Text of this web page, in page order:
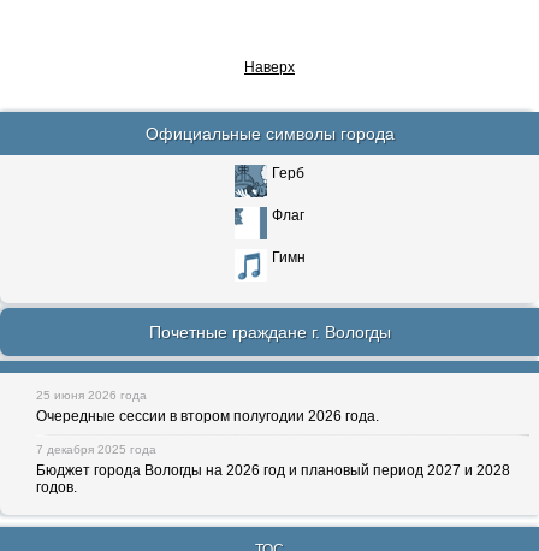
Наверх
Официальные символы города
Герб
Флаг
Гимн
Почетные граждане г. Вологды
25 июня 2026 года
Очередные сессии в втором полугодии 2026 года.
7 декабря 2025 года
Бюджет города Вологды на 2026 год и плановый период 2027 и 2028
годов.